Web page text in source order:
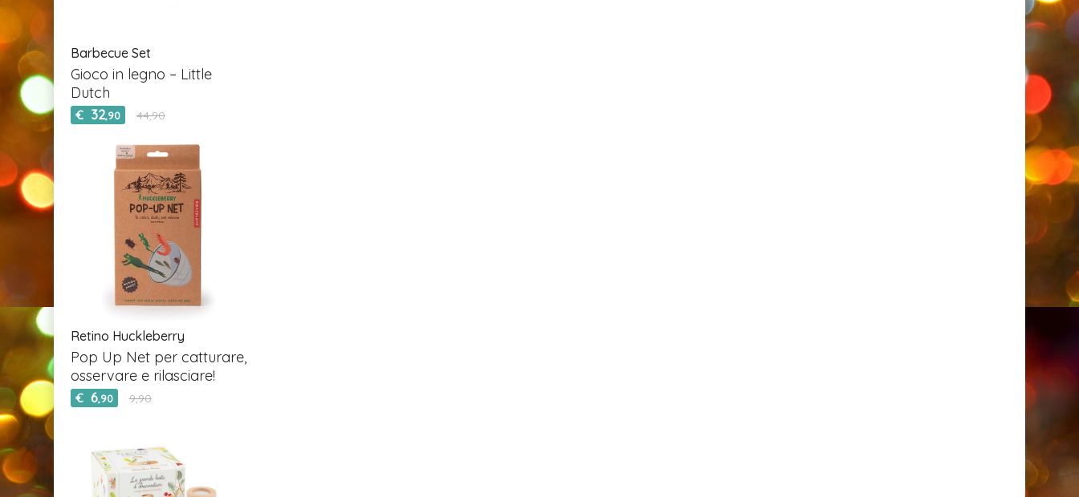
Barbecue Set
Gioco in legno – Little
Dutch
€ 32,90 44,90
Retino Huckleberry
Pop Up Net per catturare,
osservare e rilasciare!
€ 6,90 9,90